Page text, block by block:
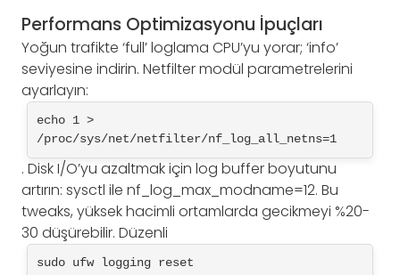
Performans Optimizasyonu İpuçları
Yoğun trafikte ‘full’ loglama CPU’yu yorar; ‘info’
seviyesine indirin. Netfilter modül parametrelerini
ayarlayın:
echo 1 >
/proc/sys/net/netfilter/nf_log_all_netns=1
. Disk I/O’yu azaltmak için log buffer boyutunu
artırın: sysctl ile nf_log_max_modname=12. Bu
tweaks, yüksek hacimli ortamlarda gecikmeyi %20-
30 düşürebilir. Düzenli
sudo ufw logging reset